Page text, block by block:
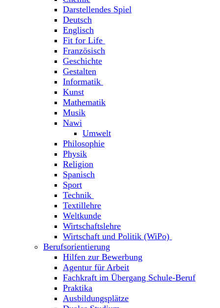
Darstellendes Spiel
Deutsch
Englisch
Fit for Life
Französisch
Geschichte
Gestalten
Informatik
Kunst
Mathematik
Musik
Nawi
Umwelt
Philosophie
Physik
Religion
Spanisch
Sport
Technik
Textillehre
Weltkunde
Wirtschaftslehre
Wirtschaft und Politik (WiPo)
Berufsorientierung
Hilfen zur Bewerbung
Agentur für Arbeit
Fachkraft im Übergang Schule-Beruf
Praktika
Ausbildungsplätze